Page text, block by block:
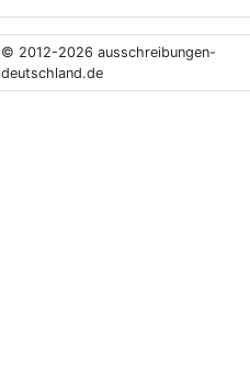
© 2012-2026 ausschreibungen-
deutschland.de